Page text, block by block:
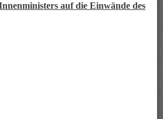
auf die Einwände des